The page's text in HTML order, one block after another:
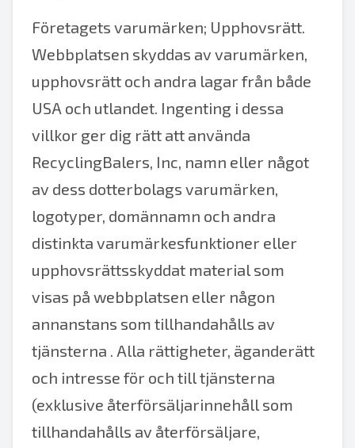
Företagets varumärken; Upphovsrätt.
Webbplatsen skyddas av varumärken,
upphovsrätt och andra lagar från både
USA och utlandet. Ingenting i dessa
villkor ger dig rätt att använda
RecyclingBalers, Inc, namn eller något
av dess dotterbolags varumärken,
logotyper, domännamn och andra
distinkta varumärkesfunktioner eller
upphovsrättsskyddat material som
visas på webbplatsen eller någon
annanstans som tillhandahålls av
tjänsterna . Alla rättigheter, äganderätt
och intresse för och till tjänsterna
(exklusive återförsäljarinnehåll som
tillhandahålls av återförsäljare,